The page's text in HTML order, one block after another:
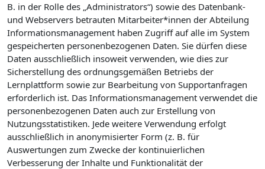
B. in der Rolle des „Administrators“) sowie des Datenbank-
und Webservers betrauten Mitarbeiter*innen der Abteilung
Informationsmanagement haben Zugriff auf alle im System
gespeicherten personenbezogenen Daten. Sie dürfen diese
Daten ausschließlich insoweit verwenden, wie dies zur
Sicherstellung des ordnungsgemäßen Betriebs der
Lernplattform sowie zur Bearbeitung von Supportanfragen
erforderlich ist. Das Informationsmanagement verwendet die
personenbezogenen Daten auch zur Erstellung von
Nutzungsstatistiken. Jede weitere Verwendung erfolgt
ausschließlich in anonymisierter Form (z. B. für
Auswertungen zum Zwecke der kontinuierlichen
Verbesserung der Inhalte und Funktionalität der